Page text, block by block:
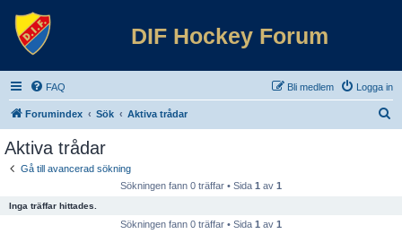
DIF Hockey Forum
FAQ Logga in
Bli medlem
Forumindex Sök Aktiva trådar
Aktiva trådar
Gå till avancerad sökning
Sökningen fann 0 träffar • Sida 1 av 1
Inga träffar hittades.
Sökningen fann 0 träffar • Sida 1 av 1